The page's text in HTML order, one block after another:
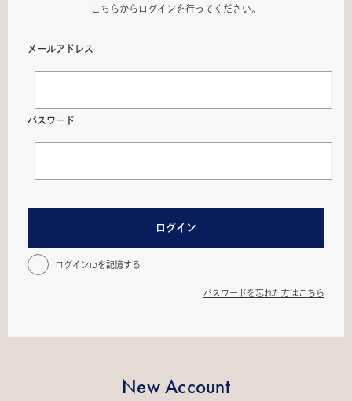
こちらからログインを行ってください。
メールアドレス
パスワード
ログイン
ログインIDを記憶する
パスワードを忘れた方はこちら
New Account